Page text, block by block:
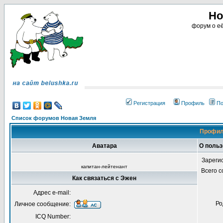
форум о
Регистрация Профиль
Список форумов Новая Земля
Аватара О
капитан-лейтенант
Всего
Как связаться с Эжен
Адрес e-mail:
Личное сообщение:
ICQ Number: